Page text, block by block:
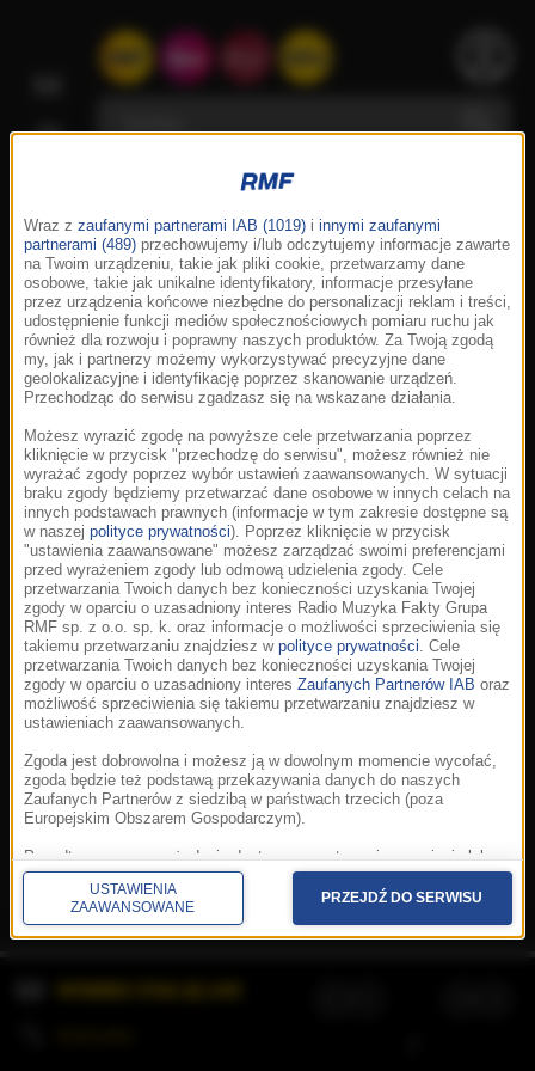
Korzystanie z portalu oznacza akceptację
Prywatność.Aplikacje.© 2026 Radio Muzyka
Fakty Grupa RMF sp. z o.o. sp. k.
Wraz z zaufanymi partnerami IAB (1019) i innymi zaufanymi
partnerami (489) przechowujemy i/lub odczytujemy informacje zawarte
na Twoim urządzeniu, takie jak pliki cookie, przetwarzamy dane
osobowe, takie jak unikalne identyfikatory, informacje przesyłane
przez urządzenia końcowe niezbędne do personalizacji reklam i treści,
udostępnienie funkcji mediów społecznościowych pomiaru ruchu jak
również dla rozwoju i poprawny naszych produktów. Za Twoją zgodą
my, jak i partnerzy możemy wykorzystywać precyzyjne dane
geolokalizacyjne i identyfikację poprzez skanowanie urządzeń.
Przechodząc do serwisu zgadzasz się na wskazane działania.
Możesz wyrazić zgodę na powyższe cele przetwarzania poprzez
kliknięcie w przycisk "przechodzę do serwisu", możesz również nie
wyrażać zgody poprzez wybór ustawień zaawansowanych. W sytuacji
braku zgody będziemy przetwarzać dane osobowe w innych celach na
innych podstawach prawnych (informacje w tym zakresie dostępne są
w naszej polityce prywatności). Poprzez kliknięcie w przycisk
"ustawienia zaawansowane" możesz zarządzać swoimi preferencjami
przed wyrażeniem zgody lub odmową udzielenia zgody. Cele
przetwarzania Twoich danych bez konieczności uzyskania Twojej
zgody w oparciu o uzasadniony interes Radio Muzyka Fakty Grupa
RMF sp. z o.o. sp. k. oraz informacje o możliwości sprzeciwienia się
takiemu przetwarzaniu znajdziesz w polityce prywatności. Cele
przetwarzania Twoich danych bez konieczności uzyskania Twojej
zgody w oparciu o uzasadniony interes Zaufanych Partnerów IAB oraz
możliwość sprzeciwienia się takiemu przetwarzaniu znajdziesz w
ustawieniach zaawansowanych.
Zgoda jest dobrowolna i możesz ją w dowolnym momencie wycofać,
zgoda będzie też podstawą przekazywania danych do naszych
Zaufanych Partnerów z siedzibą w państwach trzecich (poza
Europejskim Obszarem Gospodarczym).
Ponadto masz prawo żądania dostępu, sprostowania, usunięcia lub
ograniczenia przetwarzania danych, a także złożenia skargi do
Prezesa Urzędu Ochrony Danych Osobowych. W polityce prywatności
znajdziesz informacje jak wykonać swoje prawa. Szczegółowe
informacje na temat przetwarzania Twoich danych znajdują się w
USTAWIENIA
ZAAWANSOWANE
PRZEJDŹ DO SERWISU